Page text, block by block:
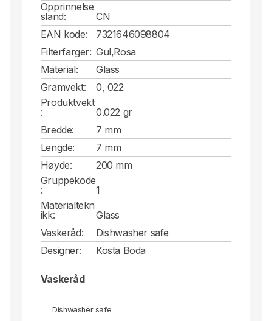
Opprinnelse
sland:
CN
EAN kode:
7321646098804
Filterfarger: Gul,Rosa
Material:
Glass
Gramvekt:
0, 022
Produktvekt
:
0.022 gr
Bredde:
7 mm
Lengde:
7 mm
Høyde:
200 mm
Gruppekode
:
1
Materialtekn
ikk:
Glass
Vaskeråd:
Dishwasher safe
Designer:
Kosta Boda
Vaskeråd
Dishwasher safe